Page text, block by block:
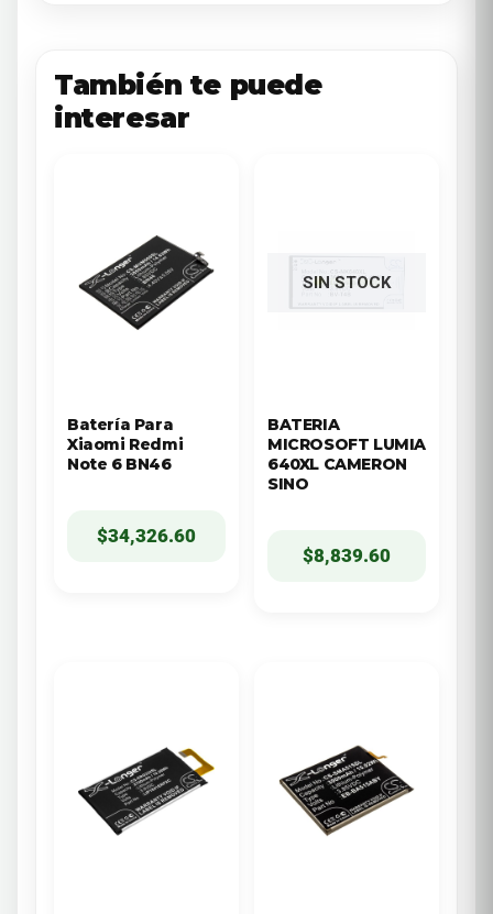
También te puede
interesar
Batería Para
Xiaomi Redmi
Note 6 BN46
$34,326.60
SIN STOCK
BATERIA
MICROSOFT LUMIA
640XL CAMERON
SINO
$8,839.60